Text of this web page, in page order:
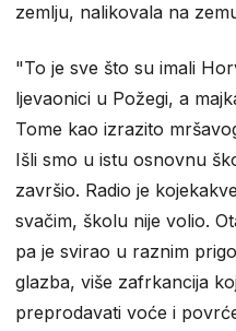
zemlju, nalikovala na
"To je sve što su imali
ljevaonici u Požegi, a
Tome kao izrazito
Išli smo u istu osnovnu
završio. Radio je
svačim, školu nije volio.
pa je svirao u raznim
glazba, više zafrkancija
preprodavati voće i